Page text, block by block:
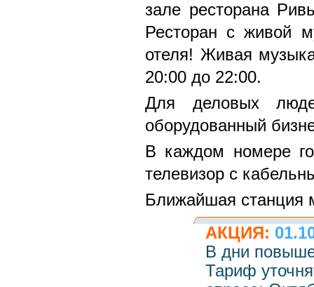
зале ресторана
Ресторан с живой
отеля! Живая
20:00 до 22:00.
Для деловых
оборудованный
В каждом номере
телевизор с
Ближайшая станция
АКЦИЯ:
В дни
Тариф